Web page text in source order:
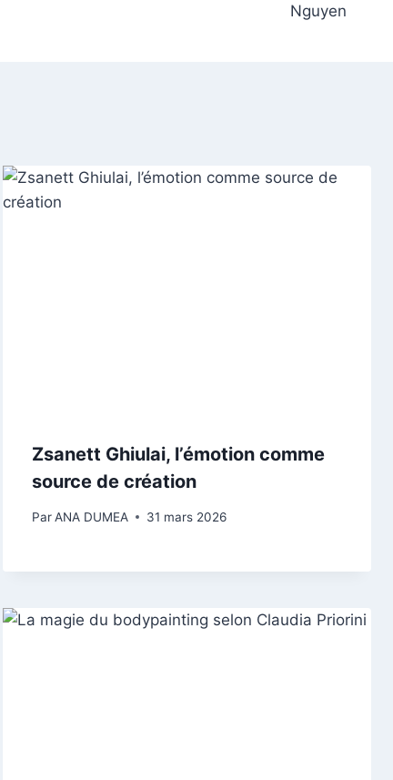
Nguyen
Zsanett Ghiulai, l’émotion comme
source de création
Par ANA DUMEA 31 mars 2026